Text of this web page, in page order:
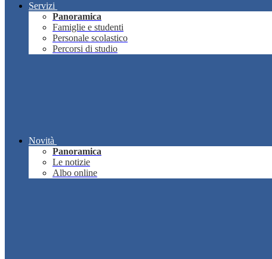
Servizi
Panoramica
Famiglie e studenti
Personale scolastico
Percorsi di studio
Novità
Panoramica
Le notizie
Albo online